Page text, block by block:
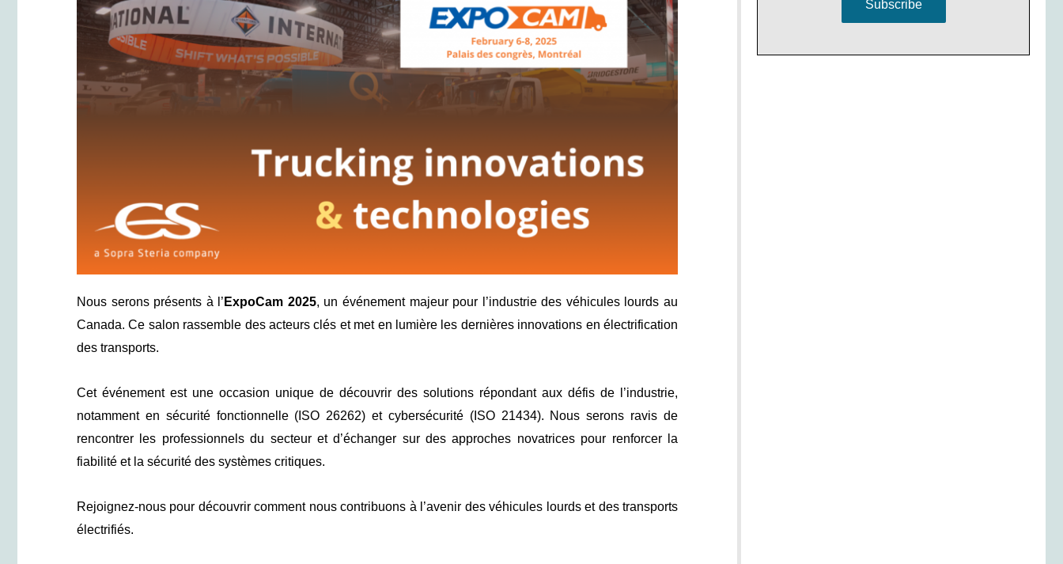
Nous serons présents à l’ ExpoCam 2025, un événement majeur pour l’industrie des véhicules lourds au
Canada. Ce salon rassemble des acteurs clés et met en lumière les dernières innovations en électrification
des transports.
Cet événement est une occasion unique de découvrir des solutions répondant aux défis de l’industrie,
notamment en sécurité fonctionnelle (ISO 26262) et cybersécurité (ISO 21434). Nous serons ravis de
rencontrer les professionnels du secteur et d’échanger sur des approches novatrices pour renforcer la
fiabilité et la sécurité des systèmes critiques.
Rejoignez-nous pour découvrir comment nous contribuons à l’avenir des véhicules lourds et des transports
électrifiés.
Subscribe